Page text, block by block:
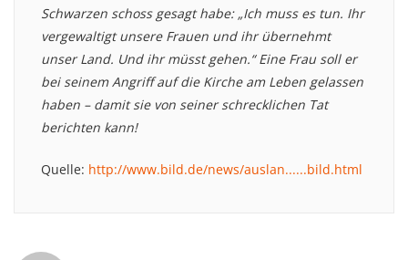
Schwarzen schoss gesagt habe: „Ich muss es tun. Ihr
vergewaltigt unsere Frauen und ihr übernehmt
unser Land. Und ihr müsst gehen.“ Eine Frau soll er
bei seinem Angriff auf die Kirche am Leben gelassen
haben – damit sie von seiner schrecklichen Tat
berichten kann!
Quelle: http://www.bild.de/news/auslan......bild.html